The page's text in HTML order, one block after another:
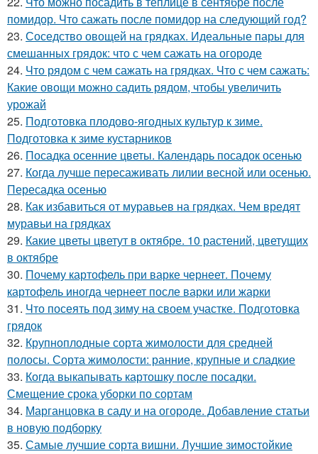
помидор. Что сажать после помидор на следующий год?
23. Соседство овощей на грядках. Идеальные пары для
смешанных грядок: что с чем сажать на огороде
24. Что рядом с чем сажать на грядках. Что с чем сажать:
Какие овощи можно садить рядом, чтобы увеличить
урожай
25. Подготовка плодово-ягодных культур к зиме.
Подготовка к зиме кустарников
26. Посадка осенние цветы. Календарь посадок осенью
27. Когда лучше пересаживать лилии весной или осенью.
Пересадка осенью
28. Как избавиться от муравьев на грядках. Чем вредят
муравьи на грядках
29. Какие цветы цветут в октябре. 10 растений, цветущих
в октябре
30. Почему картофель при варке чернеет. Почему
картофель иногда чернеет после варки или жарки
31. Что посеять под зиму на своем участке. Подготовка
грядок
32. Крупноплодные сорта жимолости для средней
полосы. Сорта жимолости: ранние, крупные и сладкие
33. Когда выкапывать картошку после посадки.
Смещение срока уборки по сортам
34. Марганцовка в саду и на огороде. Добавление статьи
в новую подборку
35. Самые лучшие сорта вишни. Лучшие зимостойкие